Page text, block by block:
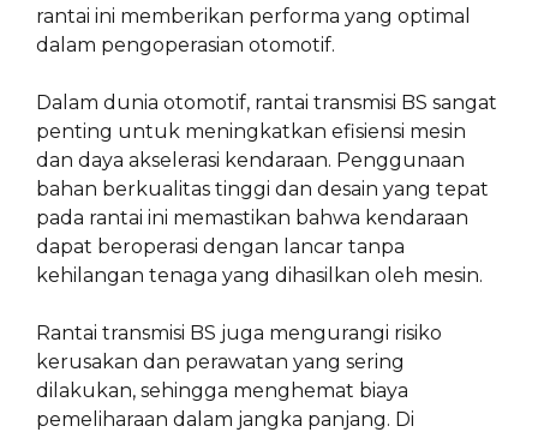
rantai ini memberikan performa yang optimal
dalam pengoperasian otomotif.
Dalam dunia otomotif, rantai transmisi BS sangat
penting untuk meningkatkan efisiensi mesin
dan daya akselerasi kendaraan. Penggunaan
bahan berkualitas tinggi dan desain yang tepat
pada rantai ini memastikan bahwa kendaraan
dapat beroperasi dengan lancar tanpa
kehilangan tenaga yang dihasilkan oleh mesin.
Rantai transmisi BS juga mengurangi risiko
kerusakan dan perawatan yang sering
dilakukan, sehingga menghemat biaya
pemeliharaan dalam jangka panjang. Di